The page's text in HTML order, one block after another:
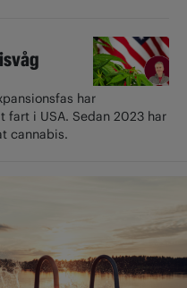
har
fart i USA. Sedan 2023 har
cannabis.